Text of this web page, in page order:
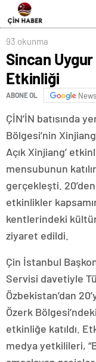
93 okunma
Sincan
Etkinliği
ABONE OL News
ÇİN’İN batısında
Bölgesi’nin
Açık Xinjiang’
mensubunun
gerçekleşti.
etkinlikler
kentlerindeki
ziyaret edildi.
Çin İstanbul
Servisi davetiyle
Özbekistan’dan
Özerk
etkinliğe katıldı.
medya yetkilileri,